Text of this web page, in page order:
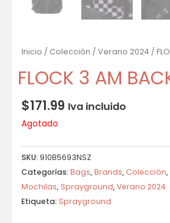
Inicio / Colección / Verano 2024 /
FLOCK 3 AM
$171.99 Iva incluido
Agotado
SKU: 910B5693NSZ
Categorías: Bags,Brands, Colección,
Mochilas, Sprayground,Verano 2024
Etiqueta: Sprayground